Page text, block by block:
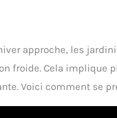
approche, les
froide. Cela implique
Voici comment se